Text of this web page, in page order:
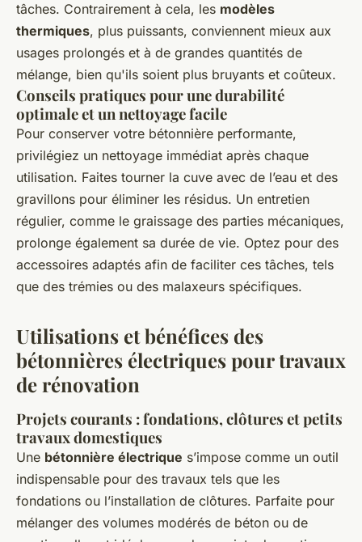
tâches. Contrairement à cela, les modèles
thermiques, plus puissants, conviennent mieux aux
usages prolongés et à de grandes quantités de
mélange, bien qu'ils soient plus bruyants et coûteux.
Conseils pratiques pour une durabilité
optimale et un nettoyage facile
Pour conserver votre bétonnière performante,
privilégiez un nettoyage immédiat après chaque
utilisation. Faites tourner la cuve avec de l’eau et des
gravillons pour éliminer les résidus. Un entretien
régulier, comme le graissage des parties mécaniques,
prolonge également sa durée de vie. Optez pour des
accessoires adaptés afin de faciliter ces tâches, tels
que des trémies ou des malaxeurs spécifiques.
Utilisations et bénéfices des
bétonnières électriques pour travaux
de rénovation
Projets courants : fondations, clôtures et petits
travaux domestiques
Une bétonnière électrique s’impose comme un outil
indispensable pour des travaux tels que les
fondations ou l’installation de clôtures. Parfaite pour
mélanger des volumes modérés de béton ou de